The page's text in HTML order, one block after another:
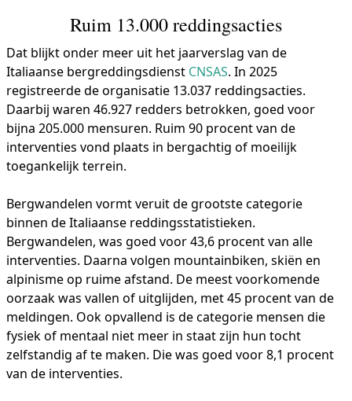
Ruim 13.000 reddingsacties
Dat blijkt onder meer uit het jaarverslag van de
Italiaanse bergreddingsdienst CNSAS. In 2025
registreerde de organisatie 13.037 reddingsacties.
Daarbij waren 46.927 redders betrokken, goed voor
bijna 205.000 mensuren. Ruim 90 procent van de
interventies vond plaats in bergachtig of moeilijk
toegankelijk terrein.
Bergwandelen vormt veruit de grootste categorie
binnen de Italiaanse reddingsstatistieken.
Bergwandelen, was goed voor 43,6 procent van alle
interventies. Daarna volgen mountainbiken, skiën en
alpinisme op ruime afstand. De meest voorkomende
oorzaak was vallen of uitglijden, met 45 procent van de
meldingen. Ook opvallend is de categorie mensen die
fysiek of mentaal niet meer in staat zijn hun tocht
zelfstandig af te maken. Die was goed voor 8,1 procent
van de interventies.